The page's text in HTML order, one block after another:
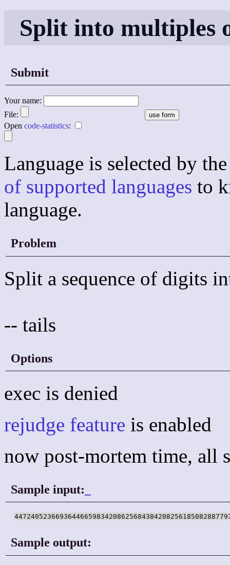
Split into multiples
Submit
Your name:
File:
Open code-statistics:
Language is selected by
of supported languages to
language.
Problem
Split a sequence of digits
-- tails
Options
exec is denied
rejudge feature is enabled
now post-mortem time, all
Sample input:
Sample output: